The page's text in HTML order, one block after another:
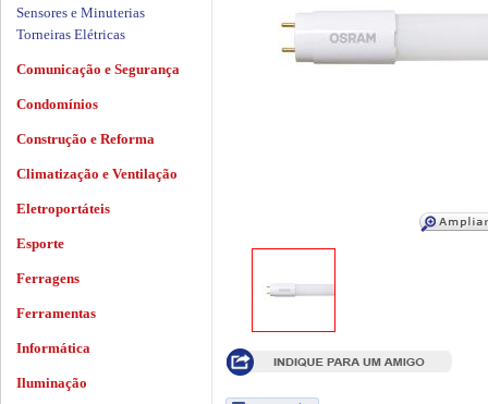
Sensores e Minuterias
Torneiras Elétricas
Comunicação e Segurança
Condomínios
Construção e Reforma
Climatização e Ventilação
Eletroportáteis
Esporte
Ferragens
Ferramentas
Informática
Iluminação